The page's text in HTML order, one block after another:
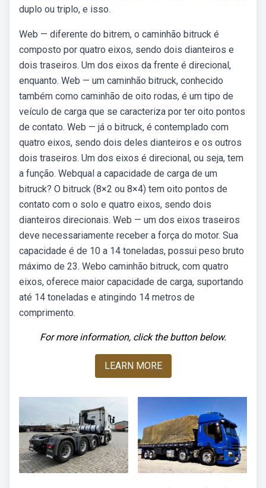
duplo ou triplo, e isso.
Web — diferente do bitrem, o caminhão bitruck é
composto por quatro eixos, sendo dois dianteiros e
dois traseiros. Um dos eixos da frente é direcional,
enquanto. Web — um caminhão bitruck, conhecido
também como caminhão de oito rodas, é um tipo de
veículo de carga que se caracteriza por ter oito pontos
de contato. Web — já o bitruck, é contemplado com
quatro eixos, sendo dois deles dianteiros e os outros
dois traseiros. Um dos eixos é direcional, ou seja, tem
a função. Webqual a capacidade de carga de um
bitruck? O bitruck (8×2 ou 8×4) tem oito pontos de
contato com o solo e quatro eixos, sendo dois
dianteiros direcionais. Web — um dos eixos traseiros
deve necessariamente receber a força do motor. Sua
capacidade é de 10 a 14 toneladas, possui peso bruto
máximo de 23. Webo caminhão bitruck, com quatro
eixos, oferece maior capacidade de carga, suportando
até 14 toneladas e atingindo 14 metros de
comprimento.
For more information, click the button below.
LEARN MORE